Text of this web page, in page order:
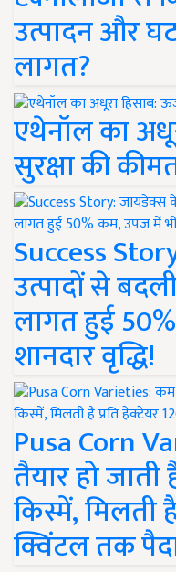
उत्पादन और
लागत?
एथेनॉल का
सुरक्षा की
Success
उत्पादों से
लागत हुई
शानदार वृद्धि!
Pusa Corn
तैयार हो
किस्में, मिलती
क्विंटल तक